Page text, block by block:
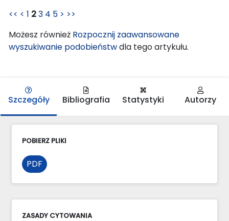
<< < 1 23 4 5 > >>
Możesz również Rozpocznij zaawansowane
wyszukiwanie podobieństwdla tego artykułu.
Szczegóły Bibliografia Statystyki Autorzy
POBIERZ PLIKI
PDF
ZASADY CYTOWANIA